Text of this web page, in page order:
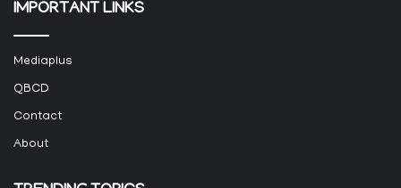
IMPORTANT LINKS
Mediaplus
QBCD
Contact
About